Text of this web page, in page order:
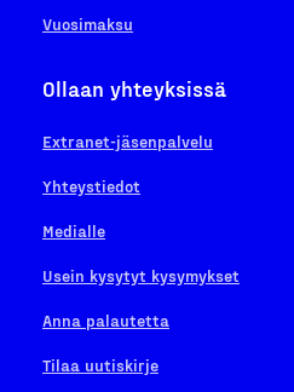
Vuosimaksu
Ollaan yhteyksissä
Extranet-jäsenpalvelu
Yhteystiedot
Medialle
Usein kysytyt kysymykset
Anna palautetta
Tilaa uutiskirje